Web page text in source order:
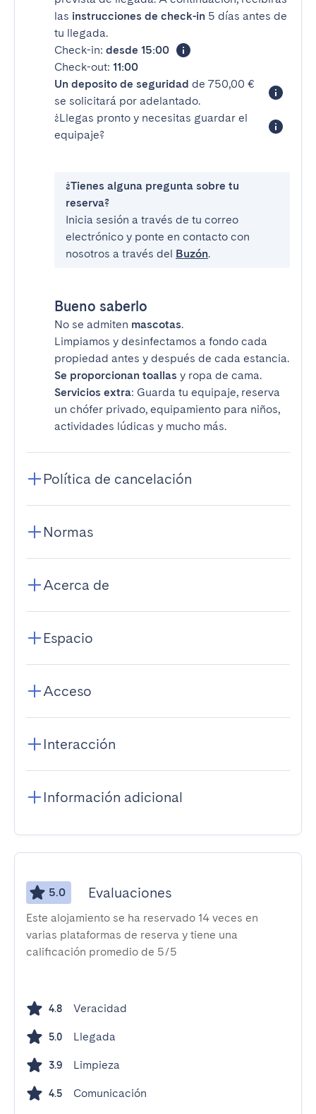
las instrucciones de check-in 5 días antes de
tu llegada.
Check-in: desde 15:00
Check-out: 11:00
Un deposito de seguridad de 750,00 €
se solicitará por adelantado.
¿Llegas pronto y necesitas guardar el
equipaje?
¿Tienes alguna pregunta sobre tu
reserva?
Inicia sesión a través de tu correo
electrónico y ponte en contacto con
nosotros a través del Buzón.
Bueno saberlo
No se admiten mascotas.
Limpiamos y desinfectamos a fondo cada
propiedad antes y después de cada estancia.
Se proporcionan toallas y ropa de cama.
Servicios extra: Guarda tu equipaje, reserva
un chófer privado, equipamiento para niños,
actividades lúdicas y mucho más.
Política de cancelación
Normas
Acerca de
Espacio
Acceso
Interacción
Información adicional
5.0 Evaluaciones
Este alojamiento se ha reservado 14 veces en
varias plataformas de reserva y tiene una
calificación promedio de 5/5
4.8 Veracidad
5.0 Llegada
3.9 Limpieza
4.5 Comunicación